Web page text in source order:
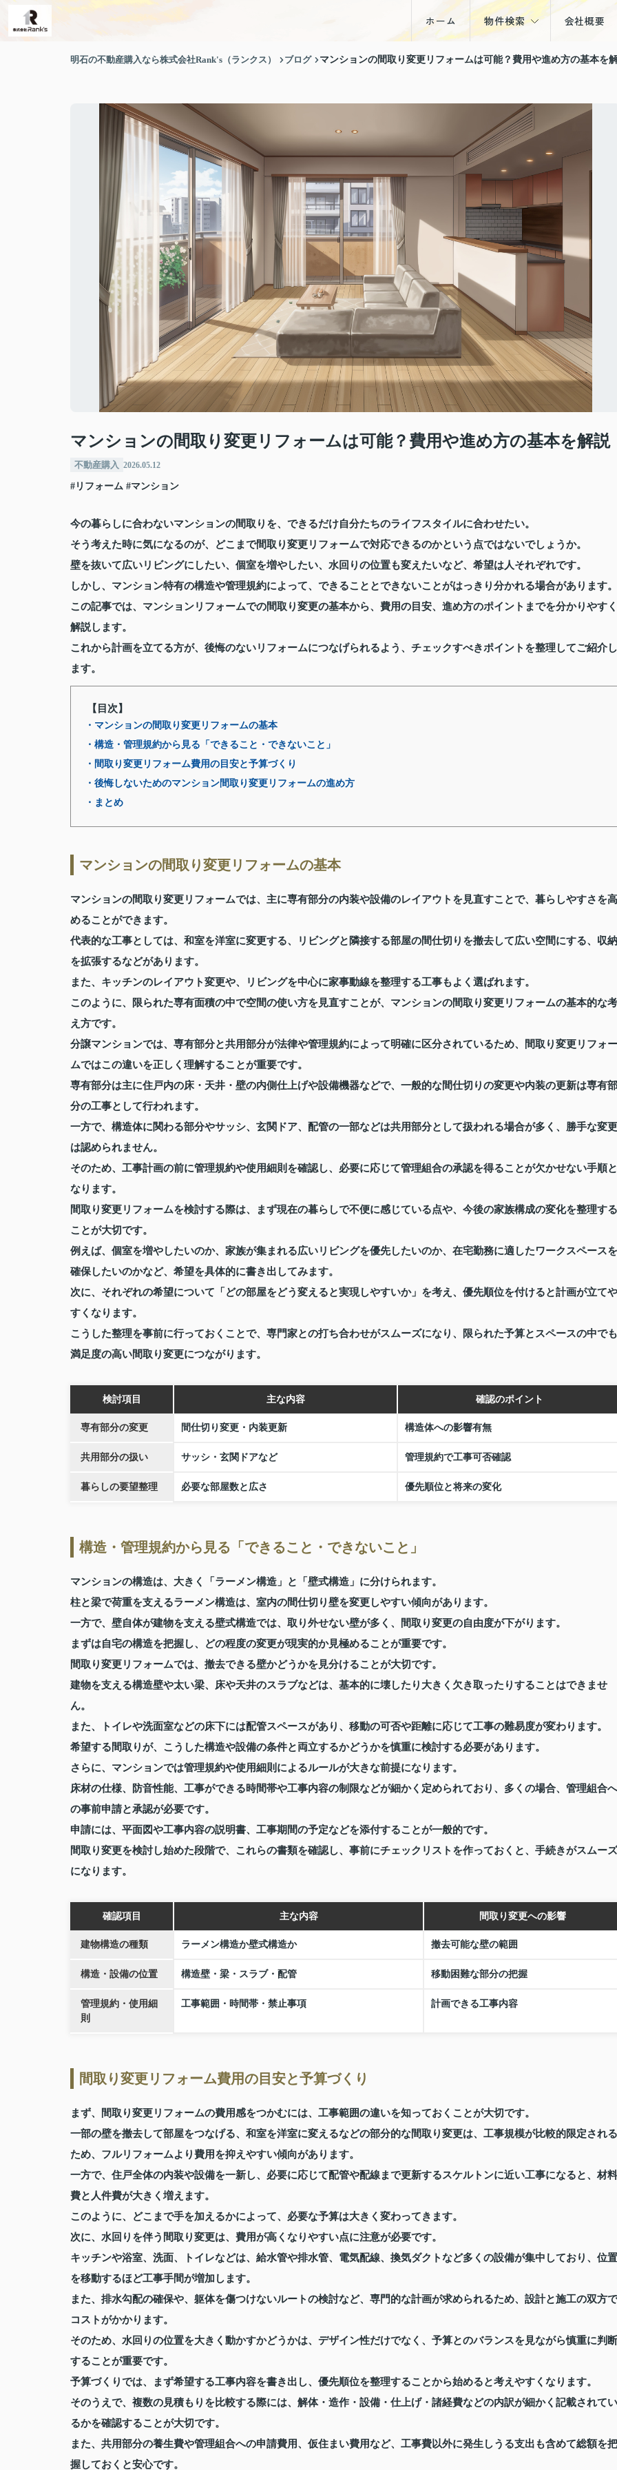
ホーム 物件検索
土地
収益物件
会社概要
明石の不動産購入なら株式会社Rank's（ランクス） ブログ マンションの間取り変更リフォームは可能？費用や進め方の基本を
マンションの間取り変更リフォームは可能？費用や進め方の基本を解説
不動産購入 2026.05.12
#リフォーム #マンション
今の暮らしに合わないマンションの間取りを、できるだけ自分たちのライフスタイルに合わせたい。
そう考えた時に気になるのが、どこまで間取り変更リフォームで対応できるのかという点ではないでしょうか。
壁を抜いて広いリビングにしたい、個室を増やしたい、水回りの位置も変えたいなど、希望は人それぞれです。
しかし、マンション特有の構造や管理規約によって、できることとできないことがはっきり分かれる場合があります。
この記事では、マンションリフォームでの間取り変更の基本から、費用の目安、進め方のポイントまでを分かりやすく
解説します。
これから計画を立てる方が、後悔のないリフォームにつなげられるよう、チェックすべきポイントを整理してご紹介し
ます。
【目次】
・マンションの間取り変更リフォームの基本
・構造・管理規約から見る「できること・できないこと」
・間取り変更リフォーム費用の目安と予算づくり
・後悔しないためのマンション間取り変更リフォームの進め方
・まとめ
マンションの間取り変更リフォームの基本
マンションの間取り変更リフォームでは、主に専有部分の内装や設備のレイアウトを見直すことで、暮らしやすさを高
めることができます。
代表的な工事としては、和室を洋室に変更する、リビングと隣接する部屋の間仕切りを撤去して広い空間にする、収納
を拡張するなどがあります。
また、キッチンのレイアウト変更や、リビングを中心に家事動線を整理する工事もよく選ばれます。
このように、限られた専有面積の中で空間の使い方を見直すことが、マンションの間取り変更リフォームの基本的な考
え方です。
分譲マンションでは、専有部分と共用部分が法律や管理規約によって明確に区分されているため、間取り変更リフォー
ムではこの違いを正しく理解することが重要です。
専有部分は主に住戸内の床・天井・壁の内側仕上げや設備機器などで、一般的な間仕切りの変更や内装の更新は専有部
分の工事として行われます。
一方で、構造体に関わる部分やサッシ、玄関ドア、配管の一部などは共用部分として扱われる場合が多く、勝手な変更
は認められません。
そのため、工事計画の前に管理規約や使用細則を確認し、必要に応じて管理組合の承認を得ることが欠かせない手順と
なります。
間取り変更リフォームを検討する際は、まず現在の暮らしで不便に感じている点や、今後の家族構成の変化を整理する
ことが大切です。
例えば、個室を増やしたいのか、家族が集まれる広いリビングを優先したいのか、在宅勤務に適したワークスペースを
確保したいのかなど、希望を具体的に書き出してみます。
次に、それぞれの希望について「どの部屋をどう変えると実現しやすいか」を考え、優先順位を付けると計画が立てや
すくなります。
こうした整理を事前に行っておくことで、専門家との打ち合わせがスムーズになり、限られた予算とスペースの中でも
満足度の高い間取り変更につながります。
検討項目 主な内容 確認のポイント
専有部分の変更 間仕切り変更・内装更新 構造体への影響有無
共用部分の扱い サッシ・玄関ドアなど 管理規約で工事可否確認
暮らしの要望整理 必要な部屋数と広さ 優先順位と将来の変化
構造・管理規約から見る「できること・できないこと」
マンションの構造は、大きく「ラーメン構造」と「壁式構造」に分けられます。
柱と梁で荷重を支えるラーメン構造は、室内の間仕切り壁を変更しやすい傾向があります。
一方で、壁自体が建物を支える壁式構造では、取り外せない壁が多く、間取り変更の自由度が下がります。
まずは自宅の構造を把握し、どの程度の変更が現実的か見極めることが重要です。
間取り変更リフォームでは、撤去できる壁かどうかを見分けることが大切です。
建物を支える構造壁や太い梁、床や天井のスラブなどは、基本的に壊したり大きく欠き取ったりすることはできませ
ん。
また、トイレや洗面室などの床下には配管スペースがあり、移動の可否や距離に応じて工事の難易度が変わります。
希望する間取りが、こうした構造や設備の条件と両立するかどうかを慎重に検討する必要があります。
さらに、マンションでは管理規約や使用細則によるルールが大きな前提になります。
床材の仕様、防音性能、工事ができる時間帯や工事内容の制限などが細かく定められており、多くの場合、管理組合へ
の事前申請と承認が必要です。
申請には、平面図や工事内容の説明書、工事期間の予定などを添付することが一般的です。
間取り変更を検討し始めた段階で、これらの書類を確認し、事前にチェックリストを作っておくと、手続きがスムーズ
になります。
確認項目 主な内容 間取り変更への影響
建物構造の種類 ラーメン構造か壁式構造か 撤去可能な壁の範囲
構造・設備の位置 構造壁・梁・スラブ・配管 移動困難な部分の把握
管理規約・使用細
則
工事範囲・時間帯・禁止事項 計画できる工事内容
間取り変更リフォーム費用の目安と予算づくり
まず、間取り変更リフォームの費用感をつかむには、工事範囲の違いを知っておくことが大切です。
一部の壁を撤去して部屋をつなげる、和室を洋室に変えるなどの部分的な間取り変更は、工事規模が比較的限定される
ため、フルリフォームより費用を抑えやすい傾向があります。
一方で、住戸全体の内装や設備を一新し、必要に応じて配管や配線まで更新するスケルトンに近い工事になると、材料
費と人件費が大きく増えます。
このように、どこまで手を加えるかによって、必要な予算は大きく変わってきます。
次に、水回りを伴う間取り変更は、費用が高くなりやすい点に注意が必要です。
キッチンや浴室、洗面、トイレなどは、給水管や排水管、電気配線、換気ダクトなど多くの設備が集中しており、位置
を移動するほど工事手間が増加します。
また、排水勾配の確保や、躯体を傷つけないルートの検討など、専門的な計画が求められるため、設計と施工の双方で
コストがかかります。
そのため、水回りの位置を大きく動かすかどうかは、デザイン性だけでなく、予算とのバランスを見ながら慎重に判断
することが重要です。
予算づくりでは、まず希望する工事内容を書き出し、優先順位を整理することから始めると考えやすくなります。
そのうえで、複数の見積もりを比較する際には、解体・造作・設備・仕上げ・諸経費などの内訳が細かく記載されてい
るかを確認することが大切です。
また、共用部分の養生費や管理組合への申請費用、仮住まい費用など、工事費以外に発生しうる支出も含めて総額を把
握しておくと安心です。